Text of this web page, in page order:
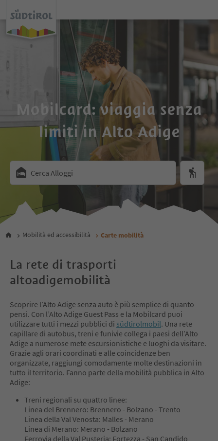
Mobilcard: viaggia senza
limiti in Alto Adige
Cerca Alloggi
Mobilità ed accessibilità Carte mobilità
La rete di trasporti
altoadigemobilità
Scoprire l’Alto Adige senza auto è più semplice di quanto
pensi. Con l’Alto Adige Guest Pass e la Mobilcard puoi
utilizzare tutti i mezzi pubblici di südtirolmobil. Una rete
capillare di autobus, treni e funivie collega i paesi dell’Alto
Adige a numerose mete escursionistiche e luoghi da visitare.
Grazie agli orari coordinati e alle coincidenze ben
organizzate, raggiungi comodamente molte destinazioni in
tutto il territorio. Fanno parte della mobilità pubblica in Alto
Adige:
Treni regionali su quattro linee:
Linea del Brennero: Brennero - Bolzano - Trento
Linea della Val Venosta: Malles - Merano
Linea di Merano: Merano - Bolzano
Ferrovia della Val Pusteria: Fortezza - San Candido